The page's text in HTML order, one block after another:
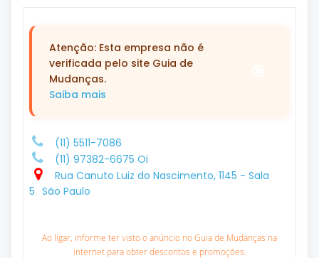
Atenção: Esta empresa não é
verificada pelo site Guia de
Mudanças.
Saiba mais
(11) 5511-7086
(11) 97382-6675 Oi
Rua Canuto Luiz do Nascimento, 1145 - Sala
5 São Paulo
Ao ligar, informe ter visto o anúncio no Guia de Mudanças na
internet para obter descontos e promoções.